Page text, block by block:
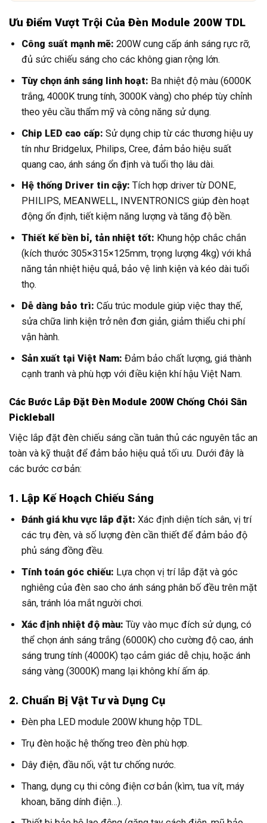
Ưu Điểm Vượt Trội Của Đèn Module 200W TDL
Công suất mạnh mẽ: 200W cung cấp ánh sáng rực rỡ,
đủ sức chiếu sáng cho các không gian rộng lớn.
Tùy chọn ánh sáng linh hoạt: Ba nhiệt độ màu (6000K
trắng, 4000K trung tính, 3000K vàng) cho phép tùy chỉnh
theo yêu cầu thẩm mỹ và công năng sử dụng.
Chip LED cao cấp: Sử dụng chip từ các thương hiệu uy
tín như Bridgelux, Philips, Cree, đảm bảo hiệu suất
quang cao, ánh sáng ổn định và tuổi thọ lâu dài.
Hệ thống Driver tin cậy: Tích hợp driver từ DONE,
PHILIPS, MEANWELL, INVENTRONICS giúp đèn hoạt
động ổn định, tiết kiệm năng lượng và tăng độ bền.
Thiết kế bền bỉ, tản nhiệt tốt: Khung hộp chắc chắn
(kích thước 305×315×125mm, trọng lượng 4kg) với khả
năng tản nhiệt hiệu quả, bảo vệ linh kiện và kéo dài tuổi
thọ.
Dễ dàng bảo trì: Cấu trúc module giúp việc thay thế,
sửa chữa linh kiện trở nên đơn giản, giảm thiểu chi phí
vận hành.
Sản xuất tại Việt Nam: Đảm bảo chất lượng, giá thành
cạnh tranh và phù hợp với điều kiện khí hậu Việt Nam.
Các Bước Lắp Đặt Đèn Module 200W Chống Chói Sân
Pickleball
Việc lắp đặt đèn chiếu sáng cần tuân thủ các nguyên tắc an
toàn và kỹ thuật để đảm bảo hiệu quả tối ưu. Dưới đây là
các bước cơ bản:
1. Lập Kế Hoạch Chiếu Sáng
Đánh giá khu vực lắp đặt: Xác định diện tích sân, vị trí
các trụ đèn, và số lượng đèn cần thiết để đảm bảo độ
phủ sáng đồng đều.
Tính toán góc chiếu: Lựa chọn vị trí lắp đặt và góc
nghiêng của đèn sao cho ánh sáng phân bố đều trên mặt
sân, tránh lóa mắt người chơi.
Xác định nhiệt độ màu: Tùy vào mục đích sử dụng, có
thể chọn ánh sáng trắng (6000K) cho cường độ cao, ánh
sáng trung tính (4000K) tạo cảm giác dễ chịu, hoặc ánh
sáng vàng (3000K) mang lại không khí ấm áp.
2. Chuẩn Bị Vật Tư và Dụng Cụ
Đèn pha LED module 200W khung hộp TDL.
Trụ đèn hoặc hệ thống treo đèn phù hợp.
Dây điện, đầu nối, vật tư chống nước.
Thang, dụng cụ thi công điện cơ bản (kìm, tua vít, máy
khoan, băng dính điện…).